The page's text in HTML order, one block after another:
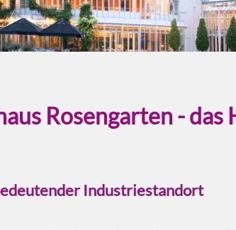
Rosengarten - das
Industriestandort